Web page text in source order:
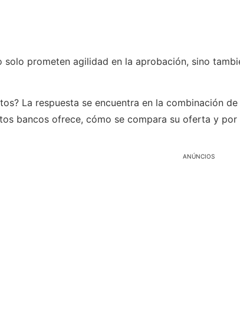
prometen agilidad en la aprobación, sino
La respuesta se encuentra en la combinación
bancos ofrece, cómo se compara su oferta y
ANÚNCIOS